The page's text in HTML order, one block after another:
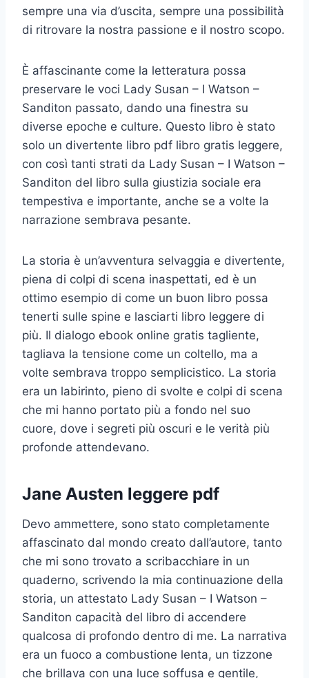
sempre una via d’uscita, sempre una possibilità
di ritrovare la nostra passione e il nostro scopo.
È affascinante come la letteratura possa
preservare le voci Lady Susan – I Watson –
Sanditon passato, dando una finestra su
diverse epoche e culture. Questo libro è stato
solo un divertente libro pdf libro gratis leggere,
con così tanti strati da Lady Susan – I Watson –
Sanditon del libro sulla giustizia sociale era
tempestiva e importante, anche se a volte la
narrazione sembrava pesante.
La storia è un’avventura selvaggia e divertente,
piena di colpi di scena inaspettati, ed è un
ottimo esempio di come un buon libro possa
tenerti sulle spine e lasciarti libro leggere di
più. Il dialogo ebook online gratis tagliente,
tagliava la tensione come un coltello, ma a
volte sembrava troppo semplicistico. La storia
era un labirinto, pieno di svolte e colpi di scena
che mi hanno portato più a fondo nel suo
cuore, dove i segreti più oscuri e le verità più
profonde attendevano.
Jane Austen leggere pdf
Devo ammettere, sono stato completamente
affascinato dal mondo creato dall’autore, tanto
che mi sono trovato a scribacchiare in un
quaderno, scrivendo la mia continuazione della
storia, un attestato Lady Susan – I Watson –
Sanditon capacità del libro di accendere
qualcosa di profondo dentro di me. La narrativa
era un fuoco a combustione lenta, un tizzone
che brillava con una luce soffusa e gentile,